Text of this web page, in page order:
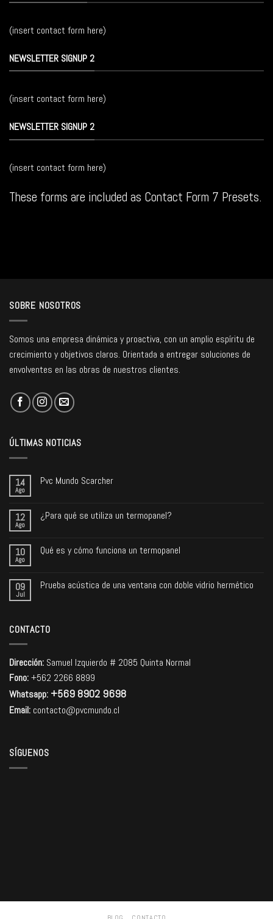
(insert contact form here)
NEWSLETTER SIGNUP 2
(insert contact form here)
NEWSLETTER SIGNUP 2
(insert contact form here)
These forms are included as Contact Form 7 Presets.
SOBRE NOSOTROS
Somos una empresa dinámica y proactiva, con un amplio espíritu de
crecimiento y objetivos claros. Orientada a entregar soluciones de
envolventes en las obras de nuestros clientes.
ÚLTIMAS NOTICIAS
14
Ago
Pvc Mundo Scarcher
12
Ago
¿Para qué se utiliza un termopanel?
10
Ago
Qué es y cómo funciona un termopanel
09
Jul
Prueba acústica de una ventana con doble vidrio hermético
CONTACTO
Dirección: Samuel Izquierdo # 2085 Quinta Normal
Fono:+562 2266 8899
Whatsapp: +569 8902 9698
Email: contacto@pvcmundo.cl
SÍGUENOS